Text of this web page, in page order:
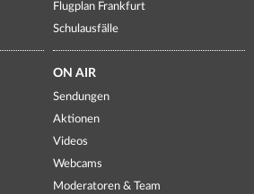
Flugplan Frankfurt
Schulausfälle
ON AIR
Sendungen
Aktionen
Videos
Webcams
Moderatoren & Team